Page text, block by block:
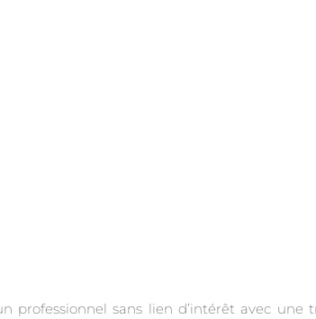
professionnel sans lien d’intérêt avec